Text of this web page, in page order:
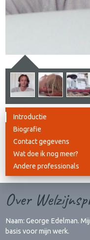
Introductie
Biografie
Contact gegevens
Wat doe ik nog meer?
Andere professionals
Over
Naam: George Edelman.
basis voor mijn werk.